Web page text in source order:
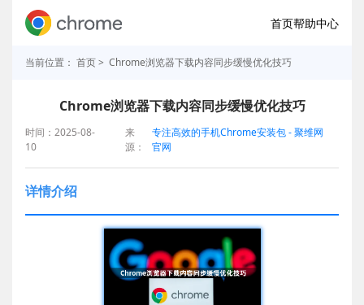
首页帮助中心
当前位置： 首页> Chrome浏览器下载内容同步缓慢优化技巧
Chrome浏览器下载内容同步缓慢优化技巧
时间：2025-08-
10
来
源：
专注高效的手机Chrome安装包 - 聚维网
官网
详情介绍